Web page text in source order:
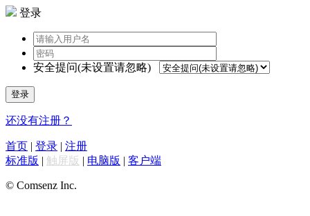
登录
安全提问(未设置请忽略)
登录
还没有注册？
首页 | 登录 | 注册
标准版 | 触屏版 | 电脑版 | 客户端
© Comsenz Inc.